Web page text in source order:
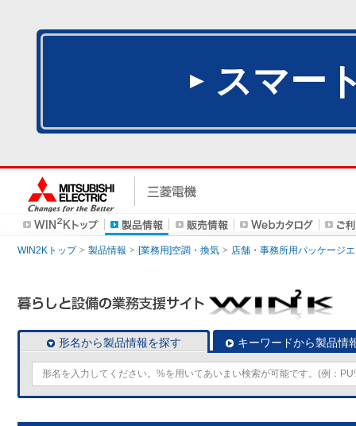
スマー
WIN2Kトップ 製品情報 [業務用]空調・換気 店舗・事務所用パッケージ
形名から製品情報を探す キーワードから製品情